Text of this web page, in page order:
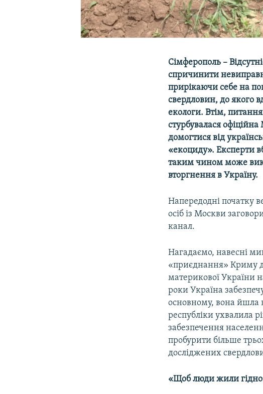
Сімферополь –
спричинити
прирікаючи себе на
свердловин, до якого
екологи. Втім,
стурбувалася
домогтися від
«екоциду». Експерти
таким чином може
вторгнення в Україну.
Напередодні початку
осіб із Москви
канал.
Нагадаємо, навесні
«приєднання» Криму
материкової України
роки Україна
основному, вона йшла
республіки ухвалила
забезпечення
пробурити більше
досліджених
«Щоб люди жили